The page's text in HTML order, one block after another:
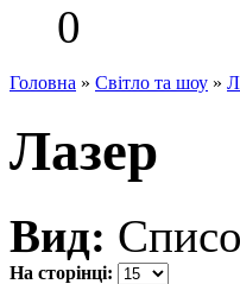
0
Головна » Світло та шоу »
Лазер
Вид:
На сторінці: